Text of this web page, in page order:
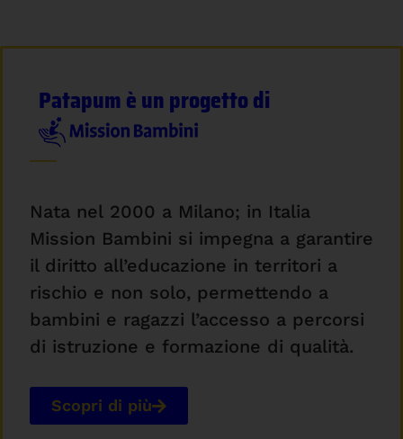
Patapum è un progetto di
Nata nel 2000 a Milano; in Italia
Mission Bambini si impegna a garantire
il diritto all’educazione in territori a
rischio e non solo, permettendo a
bambini e ragazzi l’accesso a percorsi
di istruzione e formazione di qualità.
Scopri di più